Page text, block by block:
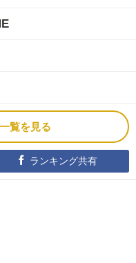
覧を見る
ランキング共有